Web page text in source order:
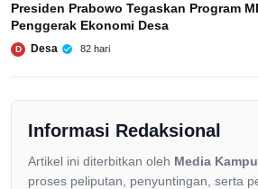
Presiden Prabowo Tegaskan Program
Penggerak Ekonomi Desa
D Desa 82 hari
Informasi Redaksional
Artikel ini diterbitkan oleh Media
proses peliputan, penyuntingan, serta